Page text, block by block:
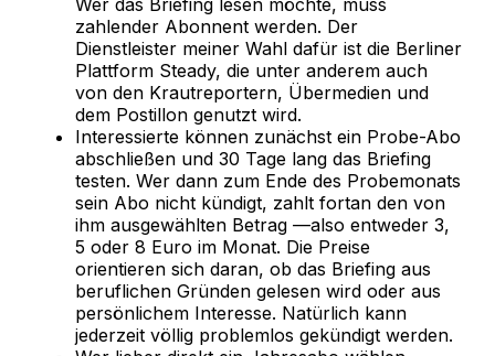
Wer das Briefing lesen möchte, muss
zahlender Abonnent werden. Der
Dienstleister meiner Wahl dafür ist die Berliner
Plattform Steady, die unter anderem auch
von den Krautreportern, Übermedien und
dem Postillon genutzt wird.
Interessierte können zunächst ein Probe-Abo
abschließen und 30 Tage lang das Briefing
testen. Wer dann zum Ende des Probemonats
sein Abo nicht kündigt, zahlt fortan den von
ihm ausgewählten Betrag —also entweder 3,
5 oder 8 Euro im Monat. Die Preise
orientieren sich daran, ob das Briefing aus
beruflichen Gründen gelesen wird oder aus
persönlichem Interesse. Natürlich kann
jederzeit völlig problemlos gekündigt werden.